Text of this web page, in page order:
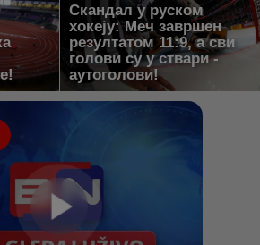
Скандал у руском
хокеју: Меч завршен
резултатом 11:9, а сви
голови су у ствари -
аутоголови!